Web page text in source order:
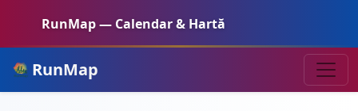
RunMap — Calendar & Hartă
RunMap